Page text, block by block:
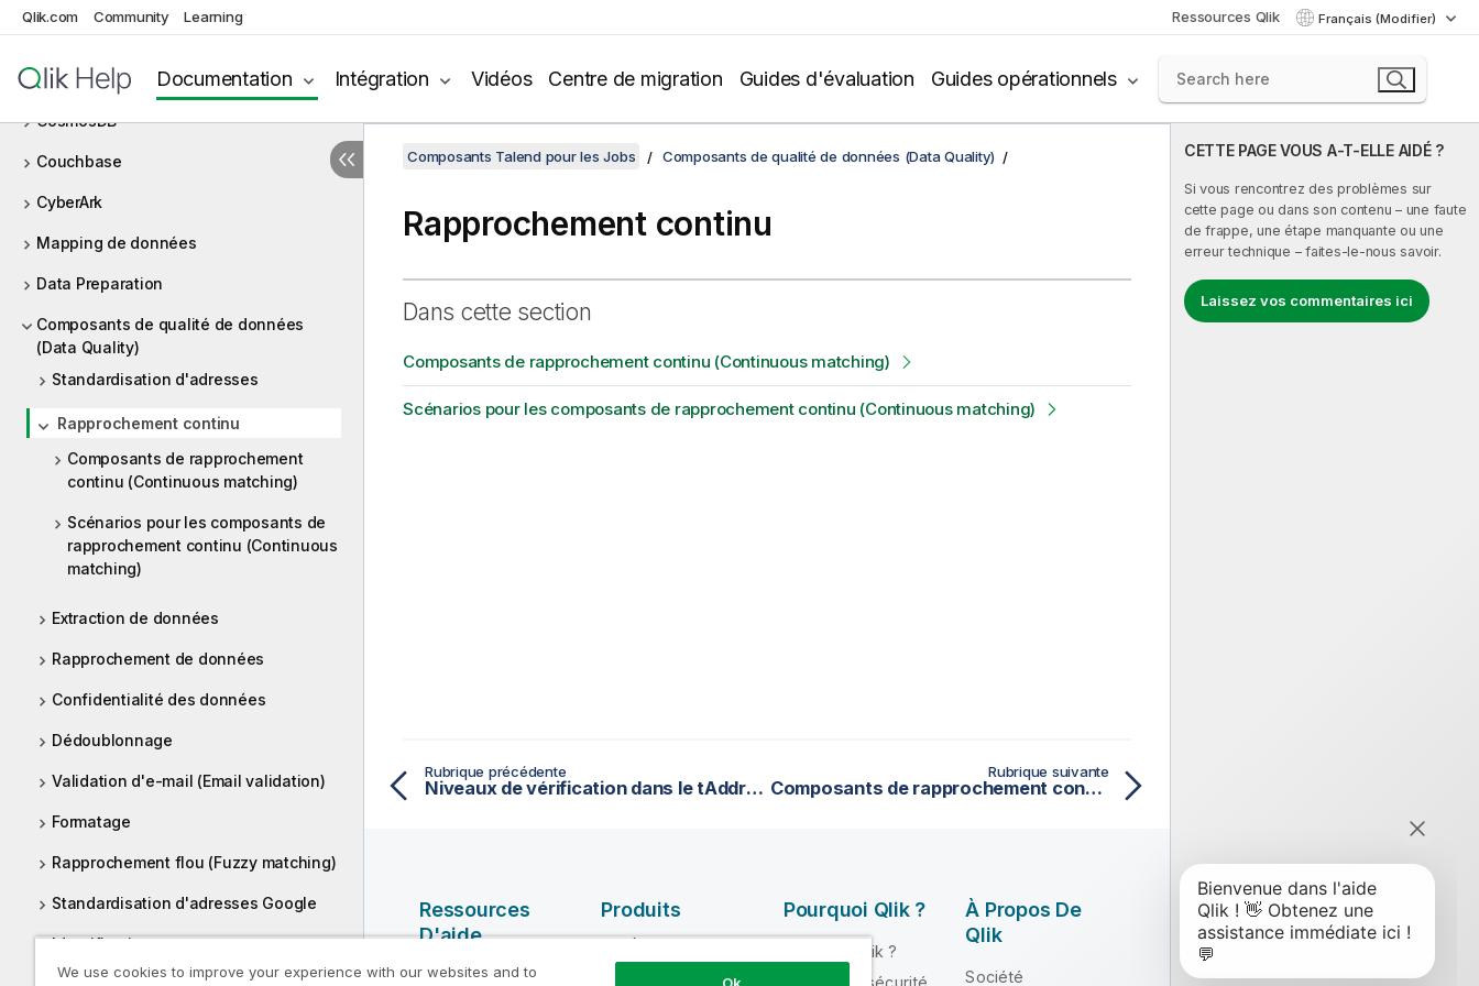
Qlik.com Community Learning Ressources Qlik Français (Modifier)
Documentation Intégration Vidéos Centre de migration Guides d'évaluation Guides opérationnels
CombinedSQL
Contexte
CosmosDB
Couchbase
CyberArk
Mapping de données
Data Preparation
Composants de qualité de données
(Data Quality)
Standardisation d'adresses
Rapprochement continu
Composants de rapprochement
continu (Continuous matching)
Scénarios pour les composants de
rapprochement continu (Continuous
matching)
Extraction de données
Rapprochement de données
Confidentialité des données
Dédoublonnage
Validation d'e-mail (Email validation)
Formatage
Rapprochement flou (Fuzzy matching)
Standardisation d'adresses Google
Identification
CETTE PAGE VOUS A-T-ELLE AIDÉ ?
Si vous rencontrez des problèmes sur
cette page ou dans son contenu – une faute
de frappe, une étape manquante ou une
erreur technique – faites-le-nous savoir.
Laissez vos commentaires ici
Composants Talend pour les Jobs Composants de qualité de données (Data Quality)
Rapprochement continu
Dans cette section
Composants de rapprochement continu (Continuous matching)
Scénarios pour les composants de rapprochement continu (Continuous matching)
Rubrique précédente
Niveaux de vérification dans le tAddressRowCloud
Rubrique suivante
Composants de rapprochement continu (Continuous matching)
Ressources
D'aide
Vidéos Qlik Help
Produits
QUALITÉ DE
Pourquoi Qlik ?
Pourquoi Qlik ?
Fiabilité et sécurité
À Propos De
Qlik
Société
We use cookies to improve your experience with our websites and to